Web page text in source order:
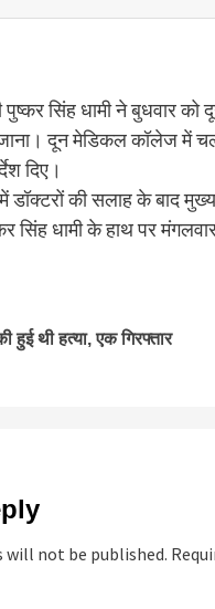
सिंह धामी ने बुधवार
दून मेडिकल कॉलेज में चल
दिए।
की सलाह के बाद
सिंह धामी के हाथ पर
थी हत्या, एक गिरफ्तार
will not be published.